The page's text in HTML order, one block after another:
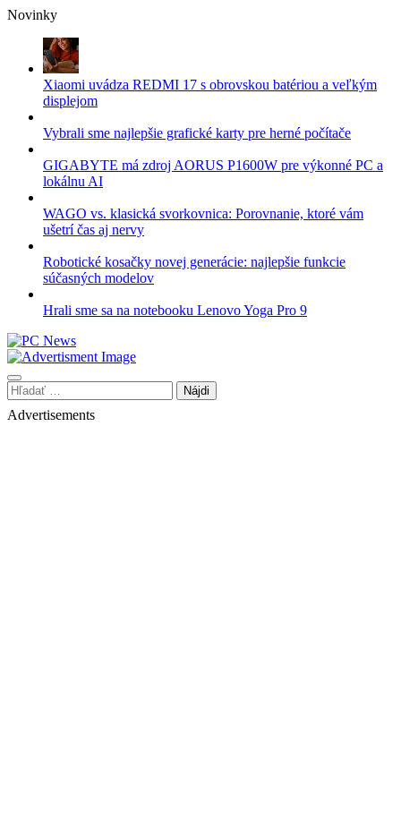
Skip
content
Novinky
Xiaomi uvádza REDMI 17 s obrovskou batériou a veľkým
displejom
Vybrali sme najlepšie grafické karty pre herné počítače
GIGABYTE má zdroj AORUS P1600W pre výkonné PC a
lokálnu AI
WAGO vs. klasická svorkovnica: Porovnanie, ktoré vám
ušetrí čas aj nervy
Robotické kosačky novej generácie: najlepšie funkcie
súčasných modelov
Hrali sme sa na notebooku Lenovo Yoga Pro 9
Hľadať:
Advertisements